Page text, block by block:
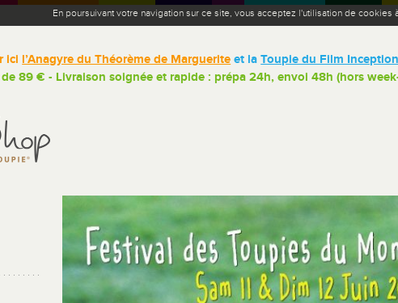
En poursuivant votre navigation sur ce site, vous acceptez l'utilisation de cookies
ici l’Anagyre du Théorème de Marguerite et laToupie du Film Inception
89 € - Livraison soignée et rapide : prépa 24h, envoi 48h (hors